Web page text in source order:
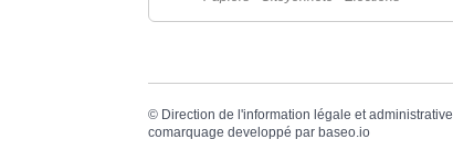
© Direction de l'information légale et administrative
comarquage developpé par baseo.io